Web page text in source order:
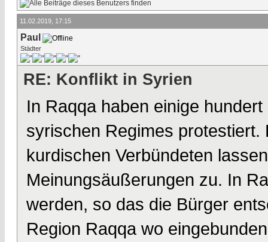
11.02.2019, 17:15
Paul
Städter
RE: Konflikt in Syrien
In Raqqa haben einige
syrischen Regimes
kurdischen Verbündeten
Meinungsäußerungen zu. In
werden, so das die Bürger
Region Raqqa wo